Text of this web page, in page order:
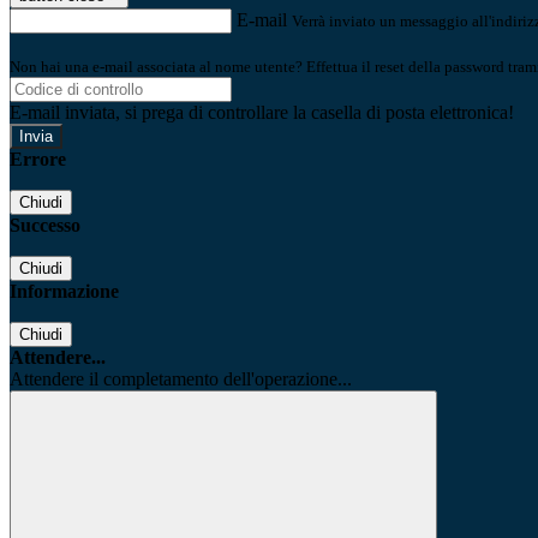
E-mail Verrà inviato un messaggio
Non hai una e-mail associata al nome utente? Effettua il reset della password
E-mail inviata, si prega di controllare la casella di posta elettronica!
Errore
Chiudi
Successo
Chiudi
Informazione
Chiudi
Attendere...
Attendere il completamento dell'operazione...